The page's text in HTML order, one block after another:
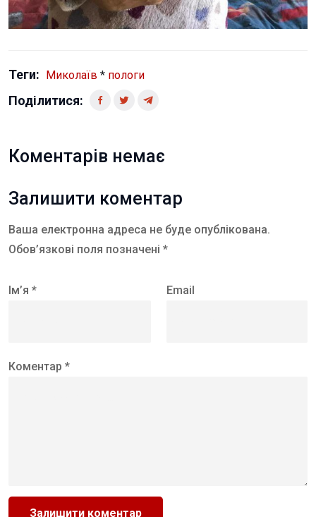
Теги: Миколаїв * пологи
Поділитися:
Коментарів немає
Залишити коментар
Ваша електронна адреса не буде опублікована.
Обов’язкові поля позначені *
Ім’я * Email
Коментар *